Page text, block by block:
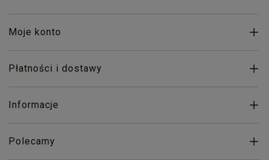
Moje konto
Płatności i dostawy
Informacje
Polecamy